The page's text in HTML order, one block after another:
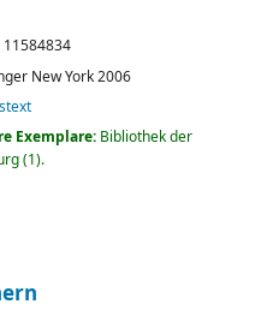
11584834
New York2006
Exemplare: Bibliothek der
(1).